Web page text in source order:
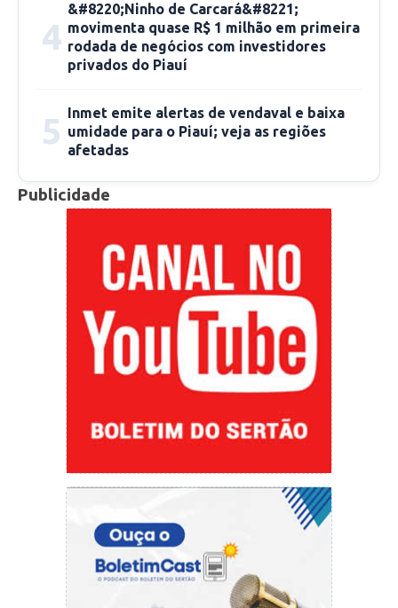
Nós tentamos contato com a Secretaria
Estadual de Saúde para ouvir a explicação
deles, mas os números de telefone
disponibilizados não chamavam ou ninguém
atendia.
Independente da quantidade real de casos de
coronavírus em Picos, os números sobem e o
grau de infecção permanece alto, embora
também tenham crescido a quantidade de
pessoas recuperadas. O mais seguro, no
momento, é permanecer em casa e evitar
festas e aglomerações.
4
&#8220;Ninho de Carcará&#8221;
movimenta quase R$ 1 milhão em primeira
rodada de negócios com investidores
privados do Piauí
5 Inmet emite alertas de vendaval e baixa
umidade para o Piauí; veja as regiões
afetadas
Publicidade